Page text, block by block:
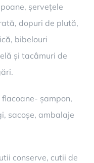
șervețele
dopuri de plută,
bibelouri
și tacâmuri de
șampon,
sacoșe, ambalaje
conserve, cutii de